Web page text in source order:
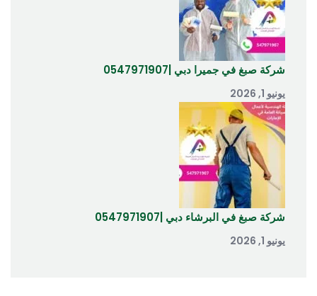
شركة صبغ في جميرا دبي |0547971907
يونيو 1, 2026
شركة صبغ في البرشاء دبي |0547971907
يونيو 1, 2026